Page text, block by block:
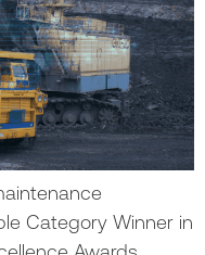
Category Winner in